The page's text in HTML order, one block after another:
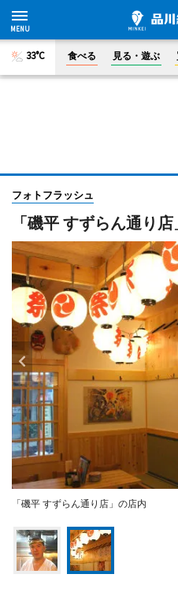
33°C 食べる 見る・遊ぶ
フォトフラッシュ
「磯平 すずらん通り
「磯平 すずらん通り店」の店内